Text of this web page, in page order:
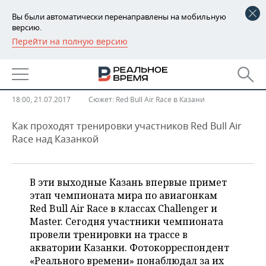
Вы были автоматически перенаправлены на мобильную
версию.
Перейти на полную версию
РЕГИОНЫ
БАШКОРТОСТАН
ТАТАРСТАН
УДМУРТИЯ
НОВОСТИ
АНАЛИТИКА
НОВОСТИ АНАЛИТИКИ
КОРОЛИ ГОСЗАКАЗА ПФО
ВУЗЫ ТАТАРСТАНА
КОМУ ПРИНАДЛЕЖАТ
ТОРГОВЫЕ ЦЕНТРЫ
ТАТАРСТАНА
ЭКОНОМИКА
ФИНАНСЫ
БАНКИ
БЮДЖЕТ
ИНВЕСТИЦИИ
НОВОСТИ
ПРОМЫШЛЕННОСТИ
АГРОПРОМ
МАШИНОСТРОЕНИЕ
НЕДВИЖИМОСТЬ
НОВОСТИ НЕДВИЖИМОСТИ
АВТО
НОВОСТИ АВТО
БИЗНЕС
НОВОСТИ БИЗНЕСА
ТЕХНОЛОГИИ
«мастеров» и «претендентов»
18:00, 21.07.2017 Сюжет: Red Bull Air Race в Казани
Как проходят тренировки участников Red Bull Air
Race над Казанкой
В эти выходные Казань впервые примет
этап чемпионата мира по авиагонкам
Red Bull Air Race в классах Challenger и
Master. Сегодня участники чемпионата
провели тренировки на трассе в
акватории Казанки. Фотокорреспондент
«Реального времени» понаблюдал за их